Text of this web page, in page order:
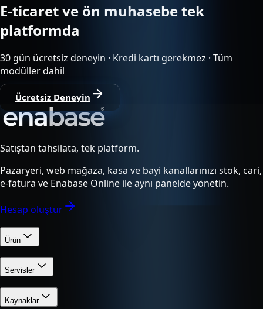
E-ticaret ve ön muhasebe tek
platformda
30 gün ücretsiz deneyin · Kredi kartı gerekmez · Tüm
modüller dahil
Ücretsiz Deneyin
Satıştan tahsilata, tek platform.
Pazaryeri, web mağaza, kasa ve bayi kanallarınızı stok, cari,
e-fatura ve Enabase Online ile aynı panelde yönetin.
Hesap oluştur
Ürün
Servisler
Kaynaklar